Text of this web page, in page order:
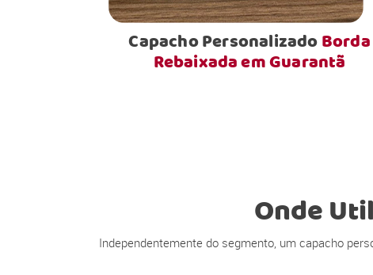
Capacho PersonalizadoBorda
Rebaixada em Guarantã
Onde
Independentemente do segmento, um capacho